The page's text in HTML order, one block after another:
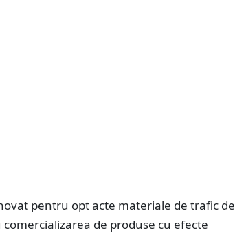
pentru opt acte materiale de trafic de
de produse cu efecte